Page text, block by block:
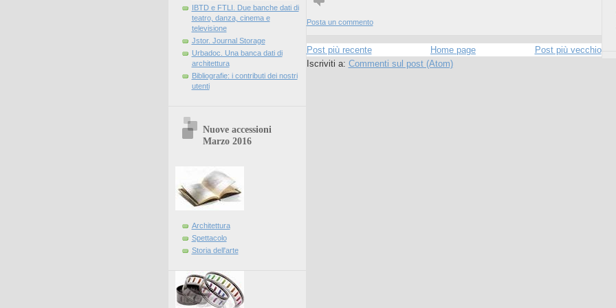
IBTD e FTLI. Due banche dati di
teatro, danza, cinema e
televisione
Jstor. Journal Storage
Urbadoc. Una banca dati di
architettura
Bibliografie: i contributi dei nostri
utenti
Nuove accessioni
Marzo 2016
Architettura
Spettacolo
Storia dell'arte
Posta un commento
Post più recente Post più vecchio
Home page
Iscriviti a: Commenti sul post (Atom)